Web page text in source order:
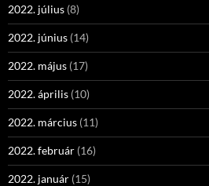
2022. július (8)
2022. június (14)
2022. május (17)
2022. április (10)
2022. március (11)
2022. február (16)
2022. január (15)